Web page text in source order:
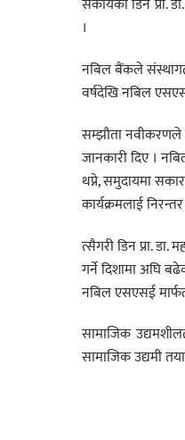
संकायका डिन प्रा.
।
नबिल बैंकले संस्थागत
वर्षदेखि नबिल
सम्झौता नवीकरणले
जानकारी दिए ।
थप्ने, समुदायमा
कार्यक्रमलाई
त्सैगरी डिन प्रा.
गर्ने दिशामा अघि
नबिल एसएसई
सामाजिक
सामाजिक उद्यमी